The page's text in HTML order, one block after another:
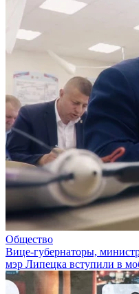
Общество
Вице-губернаторы,
мэр Липецка вступили в